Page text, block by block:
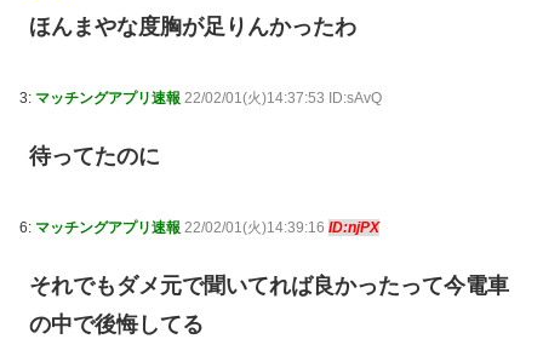
ほんまやな度胸が足りんかったわ
3: マッチングアプリ速報 22/02/01(火)14:37:53 ID:sAvQ
待ってたのに
6: マッチングアプリ速報 22/02/01(火)14:39:16 ID:njPX
それでもダメ元で聞いてれば良かったって今電車
の中で後悔してる